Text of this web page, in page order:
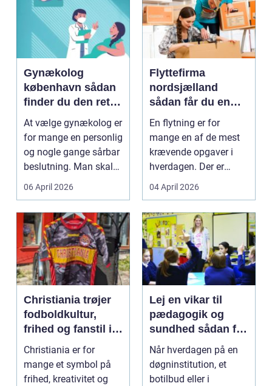
Gynækolog
københavn sådan
finder du den rette
specialist
At vælge gynækolog er
for mange en personlig
og nogle gange sårbar
beslutning. Man skal
både føle si...
06 April 2026
Flyttefirma
nordsjælland
sådan får du en
tryg og effektiv
flytning
En flytning er for
mange en af de mest
krævende opgaver i
hverdagen. Der er
meget at holde styr på,
04 April 2026
Christiania trøjer
fodboldkultur,
frihed og fanstil i
ét
Christiania er for
mange et symbol på
frihed, kreativitet og
Lej en vikar til
pædagogik og
sundhed sådan får
du den rette hjælp
Når hverdagen på en
døgninstitution, et
botilbud eller i